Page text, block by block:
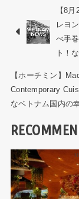
【8
レヨ
べ手
ト！
【ホーチミン】
Contemporary
なベトナム国内の